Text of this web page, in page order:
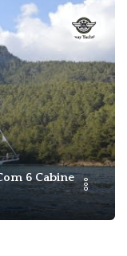
6 Cabines E 12